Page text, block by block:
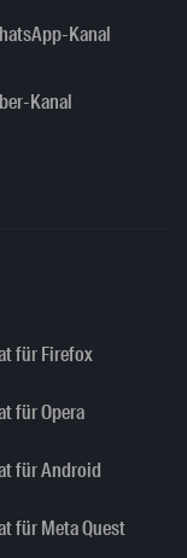
Kanal
Kanal
für Firefox
für Opera
für Android
für Meta Quest